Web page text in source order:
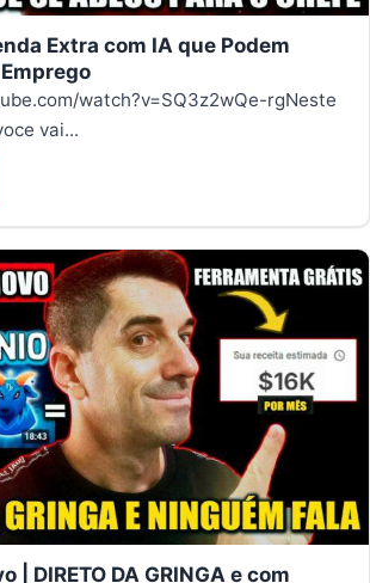
Extra com IA que Podem
watch?v=SQ3z2wQe-rgNeste
vai...
| DIRETO DA GRINGA e com